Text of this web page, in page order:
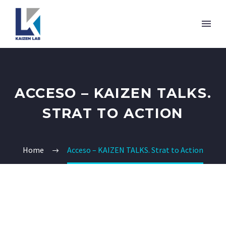
ACCESO – KAIZEN TALKS.
STRAT TO ACTION
Home Acceso – KAIZEN TALKS. Strat to Action